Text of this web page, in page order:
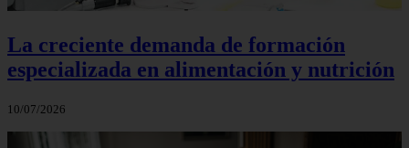
La creciente demanda de formación
especializada en alimentación y nutrición
10/07/2026